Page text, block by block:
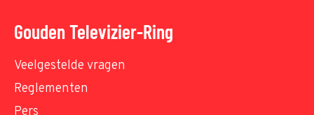
Gouden Televizier-Ring
Veelgestelde vragen
Reglementen
Pers